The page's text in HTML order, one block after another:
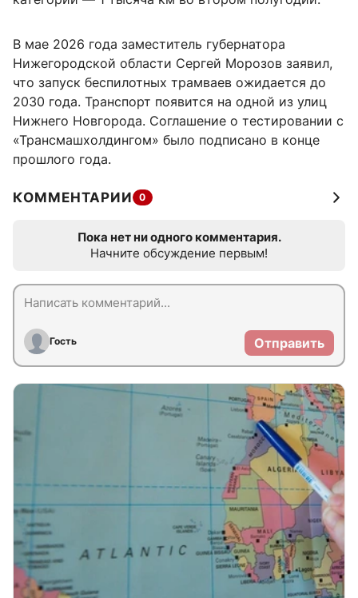
В мае 2026 года заместитель губернатора
Нижегородской области Сергей Морозов заявил,
что запуск беспилотных трамваев ожидается до
2030 года. Транспорт появится на одной из улиц
Нижнего Новгорода. Соглашение о тестировании с
«Трансмашхолдингом» было подписано в конце
прошлого года.
КОММЕНТАРИИ 0
Пока нет ни одного комментария.
Начните обсуждение первым!
Гость Отправить